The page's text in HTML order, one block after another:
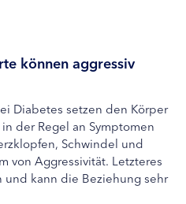
können aggressiv
Diabetes setzen den Körper
der Regel an Symptomen
Schwindel und
von Aggressivität. Letzteres
kann die Beziehung sehr